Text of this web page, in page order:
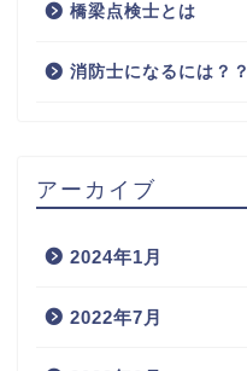
橋梁点検士とは
消防士になるには？？
アーカイブ
2024年1月
2022年7月